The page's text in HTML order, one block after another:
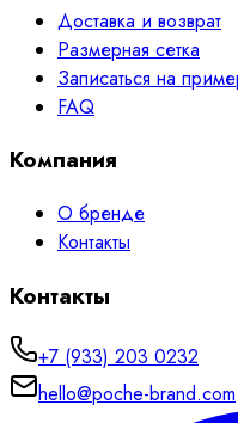
Доставка и возврат
Размерная сетка
Записаться на
FAQ
Компания
О бренде
Контакты
Контакты
+7 (933) 203 0232
hello@poche-brand.com